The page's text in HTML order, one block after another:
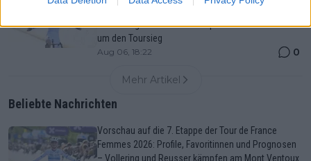
– Vollering und Reusser kämpfen am Mont Ventoux
um den Toursieg
Aug 06, 18:22 0
Mehr Artikel
Beliebte Nachrichten
Vorschau auf die 7. Etappe der Tour de France
Femmes 2026: Profile, Favoritinnen und Prognosen
– Vollering und Reusser kämpfen am Mont Ventoux